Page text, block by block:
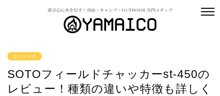
ガストーチ
SOTOフィールドチャッカーst-450の
レビュー！種類の違いや特徴も詳しく